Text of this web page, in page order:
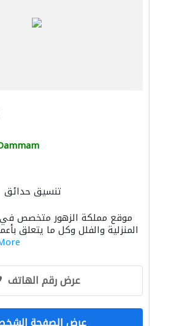
تنسيق حدائق
الديكور
موقع مملكة الزهور متخصص
المنزلية والفلل وكل ما يتعلق
عرض رقم الهاتف